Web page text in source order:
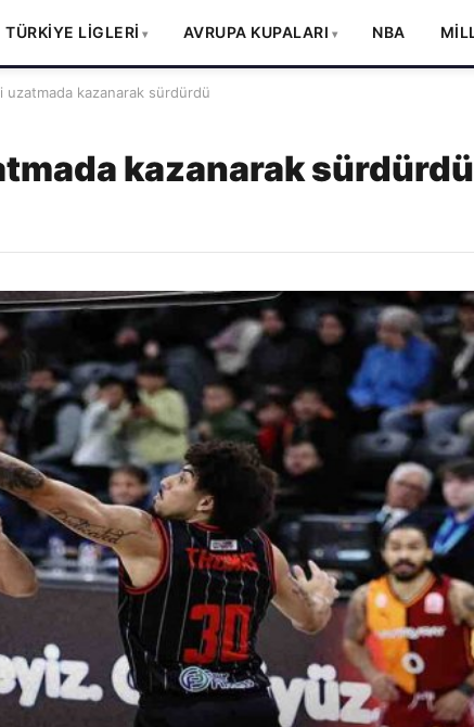
TÜRKİYE LİGLERİ AVRUPA KUPALARI NBA
uzatmada kazanarak sürdürdü
kazanarak sürdürdü